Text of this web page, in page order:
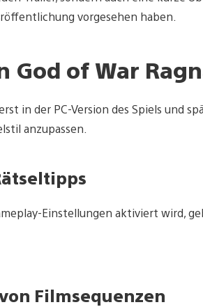
vorgesehen haben.
God of War
in der PC-Version des Spiels und
anzupassen.
Einstellungen aktiviert wird,
Filmsequenzen